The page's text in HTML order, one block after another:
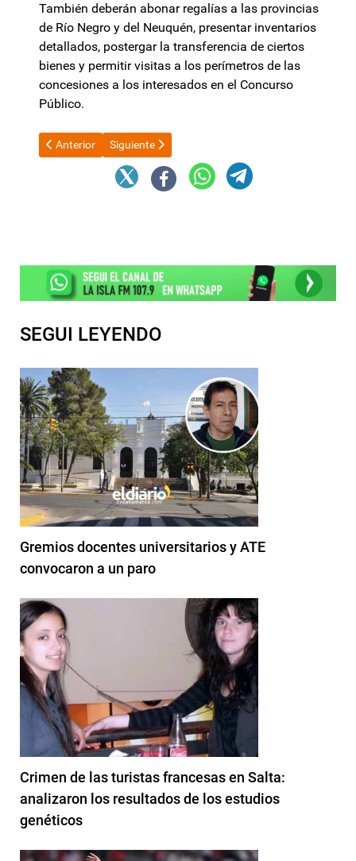
También deberán abonar regalías a las provincias
de Río Negro y del Neuquén, presentar inventarios
detallados, postergar la transferencia de ciertos
bienes y permitir visitas a los perímetros de las
concesiones a los interesados en el Concurso
Público.
Artículo anterior: Quedó conformada Fuerza Patria en
Anterior Artículo siguiente: El descenso de la natalidad
Siguiente
SEGUI LEYENDO
Gremios docentes universitarios y ATE
convocaron a un paro
Crimen de las turistas francesas en Salta:
analizaron los resultados de los estudios
genéticos